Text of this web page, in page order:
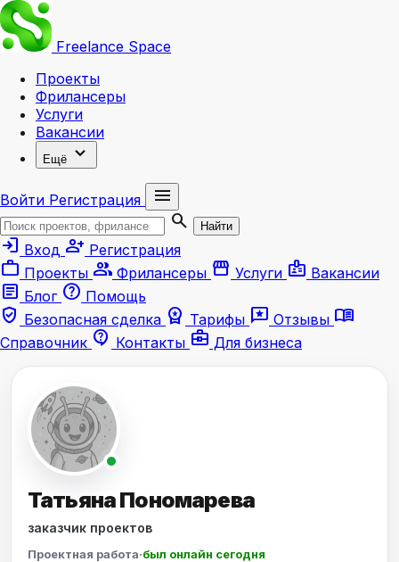
Freelance Space
Проекты
Фрилансеры
Услуги
Вакансии
Ещё expand_more
Войти Регистрация
menu
search
Найти
login Вход person_add Регистрация
work Проекты group Фрилансеры storefront Услуги badge Вакансии
article Блог help Помощь
verified_user Безопасная сделка workspace_premium Тарифы reviews Отзывы menu_book
Справочник contact_support Контакты business_center Для бизнеса
Татьяна Пономарева
заказчик проектов
Проектная работа·был онлайн сегодня